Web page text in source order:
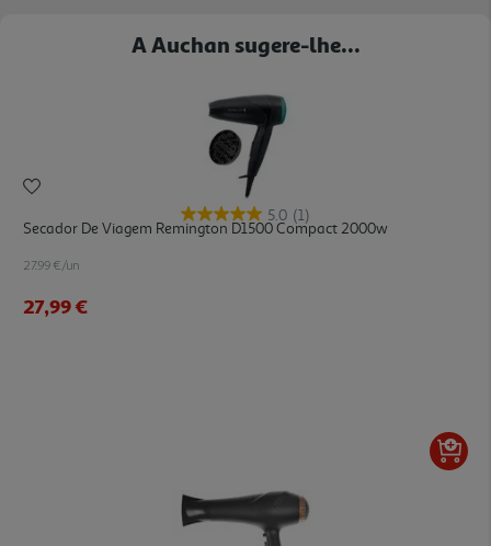
A Auchan sugere-lhe...
5.0 (1)
Secador De Viagem Remington D1500 Compact 2000w
27.99 €/un
27,99 €